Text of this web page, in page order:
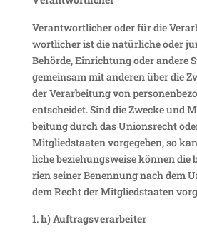
Verant­wort­li­cher oder für die
wort­li­cher ist die natür­liche oder
Behörde, Einrich­tung oder andere
gemeinsam mit anderen über die
der Verar­bei­tung von
entscheidet. Sind die Zwecke und
bei­tung durch das Unions­recht
Mitglied­staaten vorge­geben, so
liche bezie­hungs­weise können
rien seiner Benen­nung nach dem
dem Recht der Mitglied­staaten
h) Auftrags­ver­ar­beiter